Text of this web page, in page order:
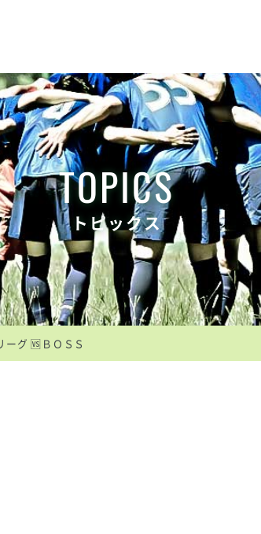
TOPICS
トピックス
ーグ 🆚ＢＯＳＳ